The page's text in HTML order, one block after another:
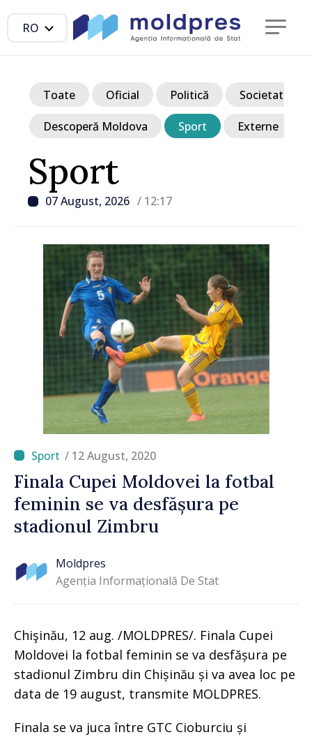
RO
Sport
07 August, 2026 / 12:17
Toate Oficial Politică Societate
Descoperă Moldova Sport Externe
/ 12 August, 2020
Finala Cupei Moldovei la fotbal
feminin se va desfășura pe
stadionul Zimbru
Moldpres
Agenția Informațională De Stat
Chişinău, 12 aug. /MOLDPRES/. Finala Cupei
Moldovei la fotbal feminin se va desfășura pe
stadionul Zimbru din Chișinău și va avea loc pe
data de 19 august, transmite MOLDPRES.
Finala se va juca între GTC Cioburciu și